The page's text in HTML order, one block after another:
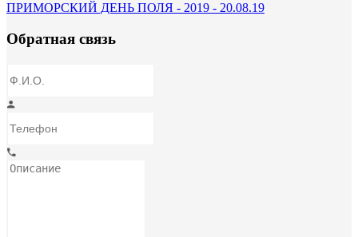
ПРИМОРСКИЙ ДЕНЬ ПОЛЯ - 2019 - 20.08.19
Обратная связь